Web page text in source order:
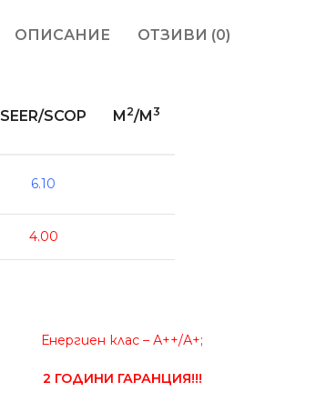
ОПИСАНИЕ ОТЗИВИ (0)
SEER/SCOP M 2/M3
6.10
4.00
Енергиен клас – А++/А+;
2 ГОДИНИ ГАРАНЦИЯ!!!